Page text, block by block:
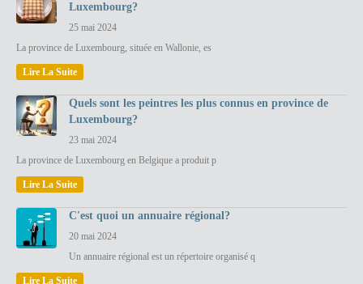
Luxembourg?
25 mai 2024
La province de Luxembourg, située en Wallonie, es
Lire La Suite
Quels sont les peintres les plus connus en province de
Luxembourg?
23 mai 2024
La province de Luxembourg en Belgique a produit p
Lire La Suite
C'est quoi un annuaire régional?
20 mai 2024
Un annuaire régional est un répertoire organisé q
Lire La Suite